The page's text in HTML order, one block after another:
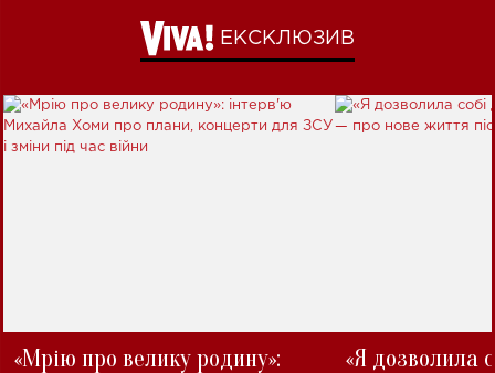
ЕКСКЛЮЗИВ
«Мрію про велику родину»:
«Я дозволила